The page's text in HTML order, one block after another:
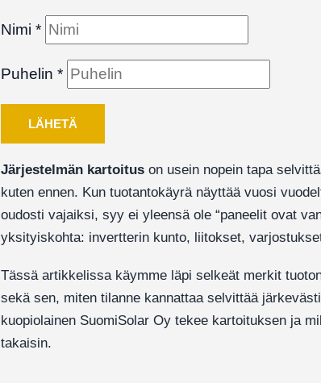
Nimi *
Puhelin *
LÄHETÄ
Järjestelmän kartoitus on usein nopein tapa
kuten ennen. Kun tuotantokäyrä näyttää vuosi
oudosti vajaiksi, syy ei yleensä ole “paneelit ovat
yksityiskohta: invertterin kunto, liitokset,
Tässä artikkelissa käymme läpi selkeät merkit
sekä sen, miten tilanne kannattaa selvittää
kuopiolainen SuomiSolar Oy tekee kartoituksen ja
takaisin.